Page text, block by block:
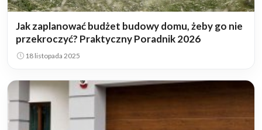
Jak zaplanować budżet budowy domu, żeby go nie
przekroczyć? Praktyczny Poradnik 2026
18 listopada 2025